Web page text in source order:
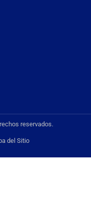
reservados.
del Sitio